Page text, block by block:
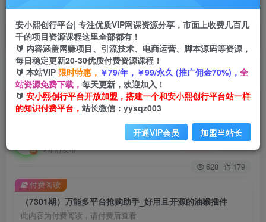
首页 创业课程 会员专属 正文
（7301期）万能多平台抢购助手_好用且开源的油
猴插件
2年前发布
关注 私信
628 179
（7301期）万能多平台抢购助手_好用且开源的油猴插件
此内容为付费阅读，请付费后查看
付费阅读
安小熙创行平台| 专注优质VIP网课资源分享，市面上收费几百几
千的项目资源课程这里全部都有！
🔰 内容涵盖网赚项目、引流技术、电商运营、脚本源码等资源，
每日稳定更新20-30优质付费资源课程！
🔰 本站VIP 限时特惠， ￥79/年，￥99/永久 (推广佣金70%)， 全
站资源免费下载， 每天更新，欢迎加入！
🔰 安小熙创行平台开放加盟，搭建一个和安小熙创行平台站一样
的知识付费平台， 站长微信：yysqz003
开通VIP会员 加盟当站长